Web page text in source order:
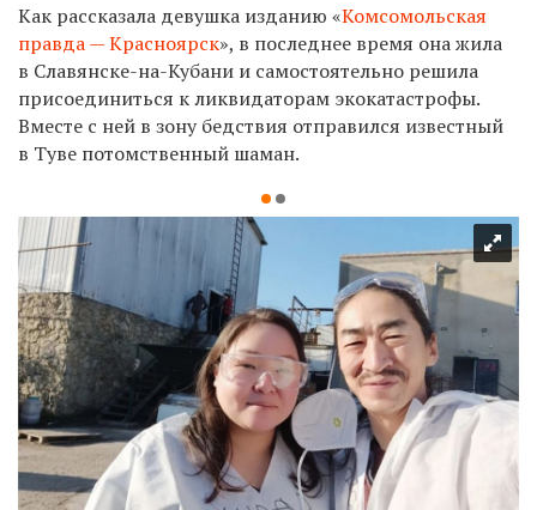
Как рассказала девушка изданию «Комсомольская
правда — Красноярск», в последнее время она жила
в Славянске-на-Кубани и самостоятельно решила
присоединиться к ликвидаторам экокатастрофы.
Вместе с ней в зону бедствия отправился известный
в Туве потомственный шаман.